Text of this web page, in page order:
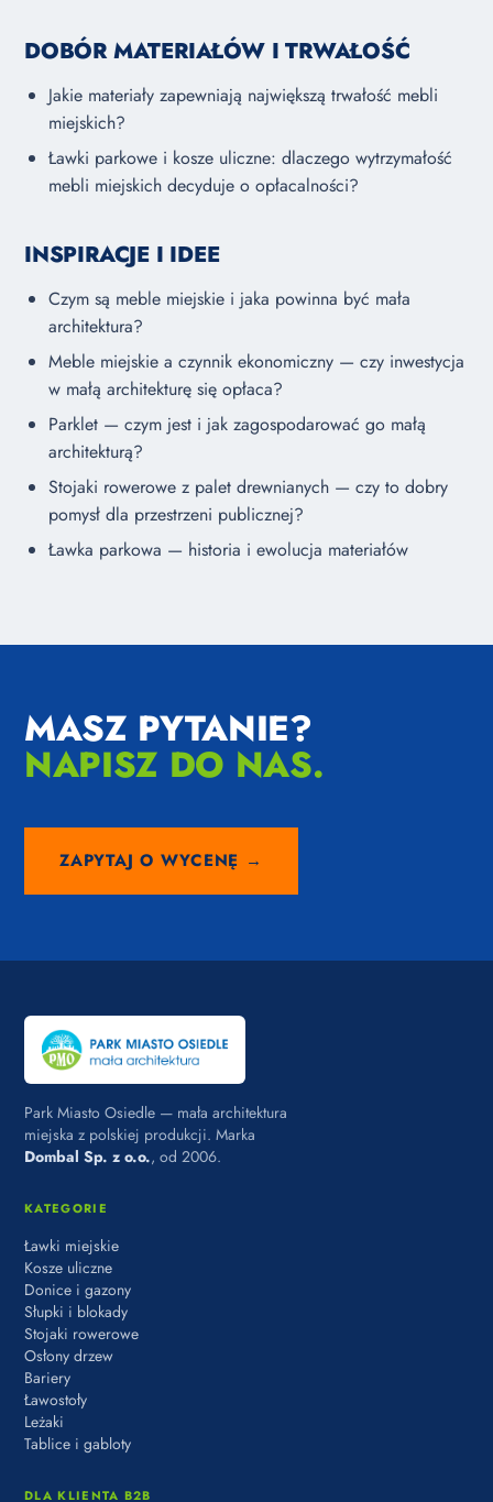
DOBÓR MATERIAŁÓW I TRWAŁOŚĆ
Jakie materiały zapewniają największą trwałość mebli
miejskich?
Ławki parkowe i kosze uliczne: dlaczego wytrzymałość
mebli miejskich decyduje o opłacalności?
INSPIRACJE I IDEE
Czym są meble miejskie i jaka powinna być mała
architektura?
Meble miejskie a czynnik ekonomiczny — czy inwestycja
w małą architekturę się opłaca?
Parklet — czym jest i jak zagospodarować go małą
architekturą?
Stojaki rowerowe z palet drewnianych — czy to dobry
pomysł dla przestrzeni publicznej?
Ławka parkowa — historia i ewolucja materiałów
MASZ PYTANIE?
NAPISZ DO NAS.
ZAPYTAJ O WYCENĘ →
Park Miasto Osiedle — mała architektura
miejska z polskiej produkcji. Marka
Dombal Sp. z o.o., od 2006.
KATEGORIE
Ławki miejskie
Kosze uliczne
Donice i gazony
Słupki i blokady
Stojaki rowerowe
Osłony drzew
Bariery
Ławostoły
Leżaki
Tablice i gabloty
DLA KLIENTA B2B